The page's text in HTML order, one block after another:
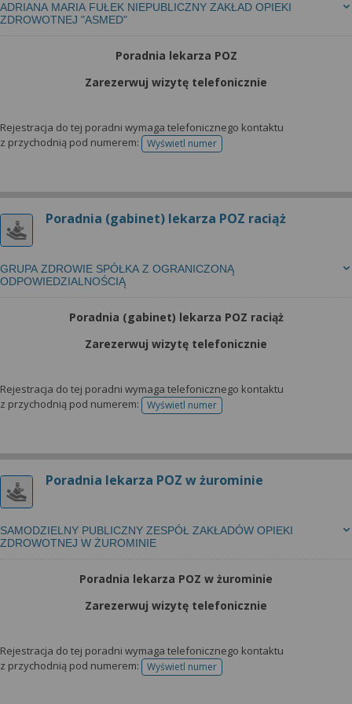
ADRIANA MARIA FUŁEK NIEPUBLICZNY ZAKŁAD OPIEKI
ZDROWOTNEJ "ASMED"
Poradnia lekarza POZ
Zarezerwuj wizytę telefonicznie
Rejestracja do tej poradni wymaga telefonicznego kontaktu
z przychodnią pod numerem:
Wyświetl numertelefonu do rejestracji
Poradnia (gabinet) lekarza POZ raciąż
GRUPA ZDROWIE SPÓŁKA Z OGRANICZONĄ
ODPOWIEDZIALNOŚCIĄ
Poradnia (gabinet) lekarza POZ raciąż
Zarezerwuj wizytę telefonicznie
Rejestracja do tej poradni wymaga telefonicznego kontaktu
z przychodnią pod numerem:
Wyświetl numertelefonu do rejestracji
Poradnia lekarza POZ w żurominie
SAMODZIELNY PUBLICZNY ZESPÓŁ ZAKŁADÓW OPIEKI
ZDROWOTNEJ W ŻUROMINIE
Poradnia lekarza POZ w żurominie
Zarezerwuj wizytę telefonicznie
Rejestracja do tej poradni wymaga telefonicznego kontaktu
z przychodnią pod numerem:
Wyświetl numertelefonu do rejestracji